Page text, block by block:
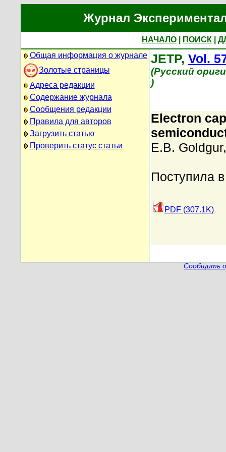
Журнал
НАЧАЛО ПОИСК
Общая информация о журнале
Золотые страницы
Адреса редакции
Содержание журнала
Сообщения редакции
Правила для авторов
Загрузить статью
Проверить статус статьи
JETP, Vol.
(Русский
)
Electron
E.B. Goldgur
Поступила
PDF (307.1K)
Сообщить о